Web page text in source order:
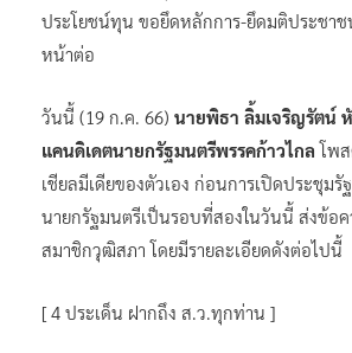
ประโยชน์ทุน ขอยึดหลักการ-ยึดมติประชาช
หน้าต่อ
วันนี้ (19 ก.ค. 66) นายพิธา ลิ้มเจริญรัตน์
แคนดิเดตนายกรัฐมนตรีพรรคก้าวไกล โพ
เชียลมีเดียของตัวเอง ก่อนการเปิดประชุมรั
นายกรัฐมนตรีเป็นรอบที่สองในวันนี้ ส่งข้อค
สมาชิกวุฒิสภา โดยมีรายละเอียดดังต่อไปนี้
[ 4 ประเด็น ฝากถึง ส.ว.ทุกท่าน ]